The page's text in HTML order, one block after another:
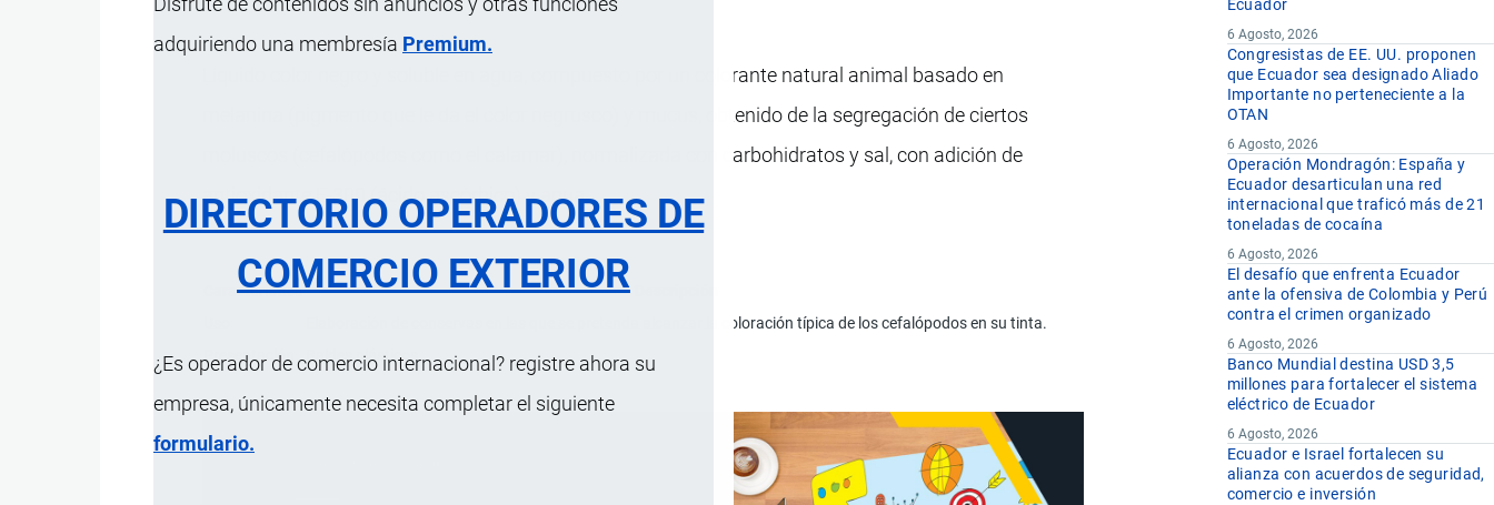
adquiriendo una membresía Premium.
DIRECTORIO OPERADORES DE
COMERCIO EXTERIOR
¿Es operador de comercio internacional? registre ahora su
empresa, únicamente necesita completar el siguiente
formulario.
Líquido color negro y soluble en agua, compuesto por un colorante natural animal basado en
melanina (pigmento que le da el color negrusco) y mucus, obtenido de la segregación de ciertos
moluscos (cefalópodos como el calamar), normalizada con carbohidratos y sal, con adición de
antioxidante E-300 (ácido ascórbico) y agua.
Característica
Elaboración de conservas en las que se pretenda alcanzar la coloración típica de los cefalópodos en su tinta.
Presentación
Baldes plásticos.
Ecuador
6 Agosto, 2026
Congresistas de EE. UU. proponen
que Ecuador sea designado Aliado
Importante no perteneciente a la
OTAN
6 Agosto, 2026
Operación Mondragón: España y
Ecuador desarticulan una red
internacional que traficó más de 21
toneladas de cocaína
6 Agosto, 2026
El desafío que enfrenta Ecuador
ante la ofensiva de Colombia y Perú
contra el crimen organizado
6 Agosto, 2026
Banco Mundial destina USD 3,5
millones para fortalecer el sistema
eléctrico de Ecuador
6 Agosto, 2026
Ecuador e Israel fortalecen su
alianza con acuerdos de seguridad,
comercio e inversión